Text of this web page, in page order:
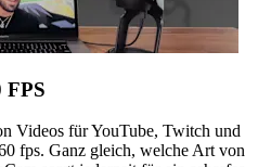
Videos für YouTube, Twitch und
fps. Ganz gleich, welche Art von